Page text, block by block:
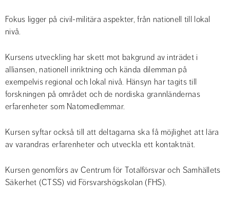
Fokus ligger på civil-militära aspekter, från nationell till lokal
nivå.
Kursens utveckling har skett mot bakgrund av inträdet i
alliansen, nationell inriktning och kända dilemman på
exempelvis regional och lokal nivå. Hänsyn har tagits till
forskningen på området och de nordiska grannländernas
erfarenheter som Natomedlemmar.
Kursen syftar också till att deltagarna ska få möjlighet att lära
av varandras erfarenheter och utveckla ett kontaktnät.
Kursen genomförs av Centrum för Totalförsvar och Samhällets
Säkerhet (CTSS) vid Försvarshögskolan (FHS).